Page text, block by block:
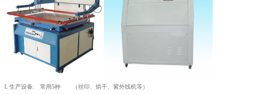
L 生产设备: 常用5种 （丝印、烘干、紫外线机等）